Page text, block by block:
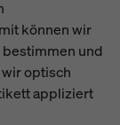
können wir
bestimmen und
optisch
appliziert